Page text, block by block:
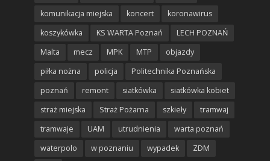
komunikacja miejska
koncert
koronawirus
koszykówka
KS WARTA Poznań
LECH POZNAŃ
Malta
mecz MPK MTP
objazdy
piłka nożna
policja
Politechnika Poznańska
poznań
remont siatkówka
siatkówka kobiet
straż miejska
Straż Pożarna szkieły
tramwaj
tramwaje
UAM utrudnienia
warta poznań
waterpolo
w poznaniu wypadek
ZDM